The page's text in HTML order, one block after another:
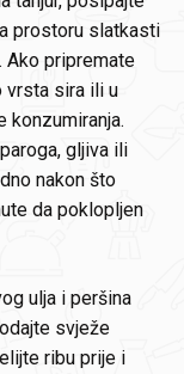
prostoru slatkasti
Ako pripremate
vrsta sira ili u
konzumiranja.
gljiva ili
nakon što
da poklopljen
ulja i peršina
svježe
ribu prije i